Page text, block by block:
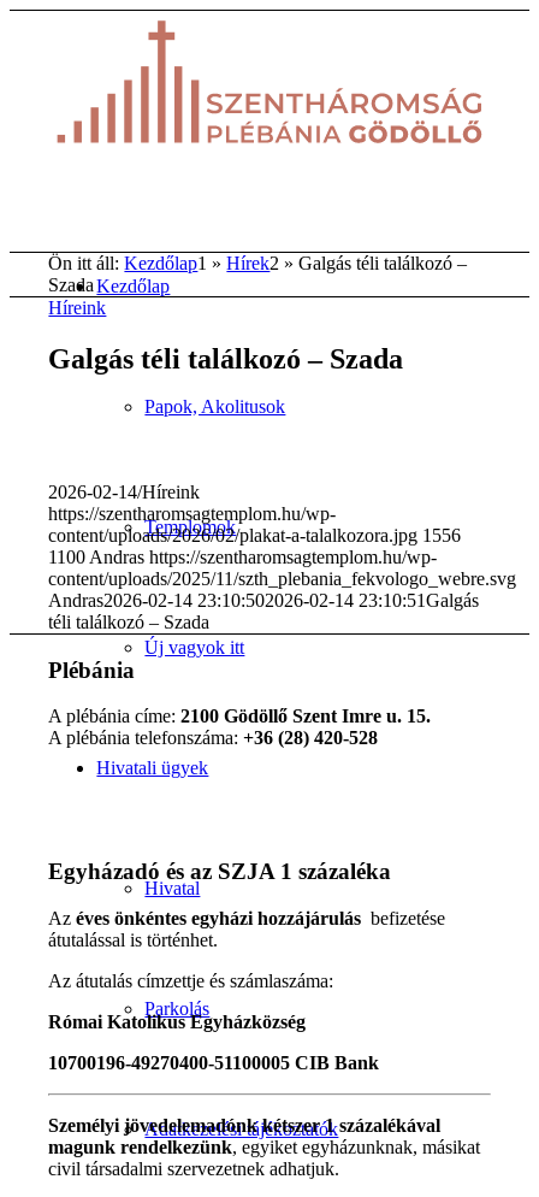
Kezdőlap
Papok, Akolitusok
Templomok
Új vagyok itt
Hivatali ügyek
Hivatal
Parkolás
Adatkezelési tájékoztatók
Ön itt áll: Kezdőlap1 »Hírek2 »Galgás téli találkozó –
Szada
Híreink
Galgás téli találkozó – Szada
2026-02-14/Híreink
https://szentharomsagtemplom.hu/wp-
content/uploads/2026/02/plakat-a-talalkozora.jpg 1556
1100 Andras https://szentharomsagtemplom.hu/wp-
content/uploads/2025/11/szth_plebania_fekvologo_webre.svg
Andras2026-02-14 23:10:502026-02-14 23:10:51Galgás
téli találkozó – Szada
Plébánia
A plébánia címe:2100 Gödöllő Szent Imre u. 15.
A plébánia telefonszáma:+36 (28) 420-528
Egyházadó és az SZJA 1 százaléka
Azéves önkéntes egyházi hozzájárulás befizetése
átutalással is történhet.
Az átutalás címzettje és számlaszáma:
Római Katolikus Egyházközség
10700196-49270400-51100005 CIB Bank
Személyi jövedelemadónk kétszer 1 százalékával
magunk rendelkezünk, egyiket egyházunknak, másikat
civil társadalmi szervezetnek adhatjuk.